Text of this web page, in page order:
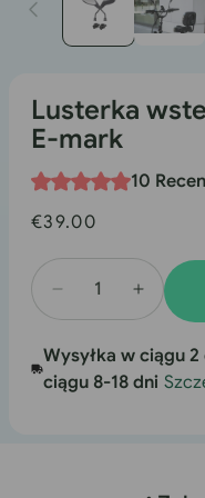
Lusterka
E-mark
10
Cena
€39.00
Zmniejszona
lusterek
wstecznych
Wysyłka w ciągu
ciągu 8-18 dni